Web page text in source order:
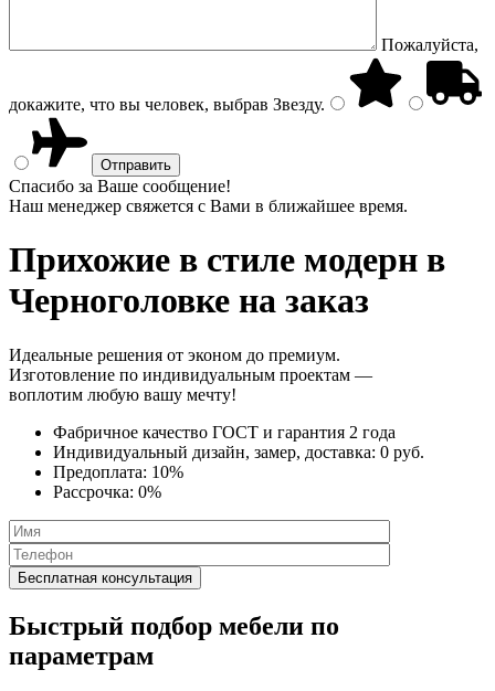
Пожалуйста,
докажите, что вы человек, выбрав Звезду.
Спасибо за Ваше сообщение!
Наш менеджер свяжется с Вами в ближайшее время.
Прихожие в стиле модерн в
Черноголовке на заказ
Идеальные решения от эконом до премиум.
Изготовление по индивидуальным проектам —
воплотим любую вашу мечту!
Фабричное качество ГОСТ и гарантия 2 года
Индивидуальный дизайн, замер, доставка: 0 руб.
Предоплата: 10%
Рассрочка: 0%
Быстрый подбор мебели по
параметрам